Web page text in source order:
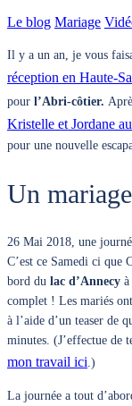
Le blog Mariage
Il y a un an, je vous
réception en Haute-
pour l’Abri-côtier.
Kristelle et Jordane
pour une nouvelle
Un
26 Mai 2018, une
C’est ce Samedi ci que
bord du lac d’Annecy
complet ! Les mariés
à l’aide d’un teaser de
minutes. (J’effectue de
mon travail ici .)
La journée a tout